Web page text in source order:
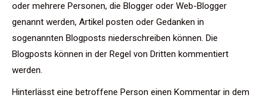
oder mehrere Personen, die Blogger oder Web-Blogger
genannt werden, Artikel posten oder Gedanken in
sogenannten Blogposts niederschreiben können. Die
Blogposts können in der Regel von Dritten kommentiert
werden.
Hinterlässt eine betroffene Person einen Kommentar in dem